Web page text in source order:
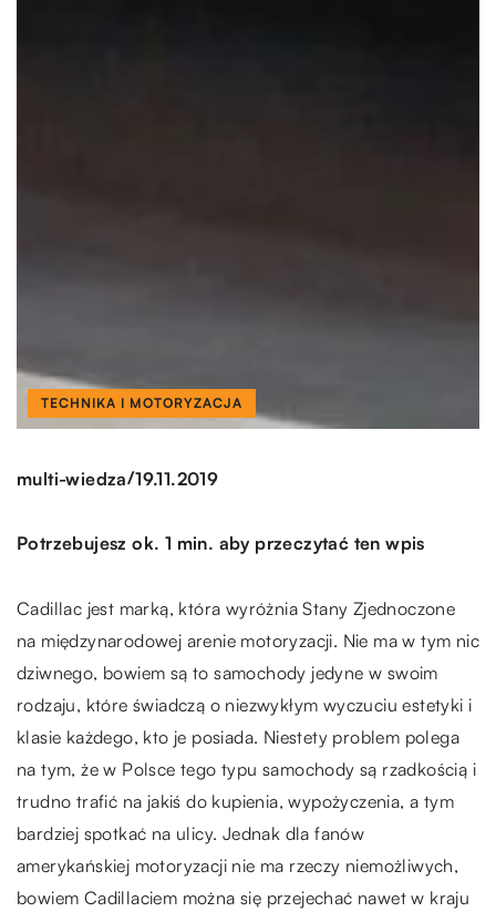
TECHNIKA I MOTORYZACJA
multi-wiedza/19.11.2019
Potrzebujesz ok. 1 min. aby przeczytać ten wpis
Cadillac jest marką, która wyróżnia Stany Zjednoczone
na międzynarodowej arenie motoryzacji. Nie ma w tym nic
dziwnego, bowiem są to samochody jedyne w swoim
rodzaju, które świadczą o niezwykłym wyczuciu estetyki i
klasie każdego, kto je posiada. Niestety problem polega
na tym, że w Polsce tego typu samochody są rzadkością i
trudno trafić na jakiś do kupienia, wypożyczenia, a tym
bardziej spotkać na ulicy. Jednak dla fanów
amerykańskiej motoryzacji nie ma rzeczy niemożliwych,
bowiem Cadillaciem można się przejechać nawet w kraju